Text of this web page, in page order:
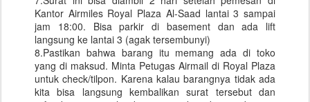
Kantor Airmiles Royal Plaza Al-Saad lantai 3 sampai
jam 18:00. Bisa parkir di basement dan ada lift
langsung ke lantai 3 (agak tersembunyi)
8.Pastikan bahwa barang itu memang ada di toko
yang di maksud. Minta Petugas Airmail di Royal Plaza
untuk check/tilpon. Karena kalau barangnya tidak ada
kita bisa langsung kembalikan surat tersebut dan